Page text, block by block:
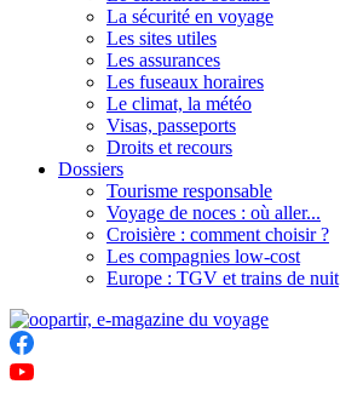
La sécurité en voyage
Les sites utiles
Les assurances
Les fuseaux horaires
Le climat, la météo
Visas, passeports
Droits et recours
Dossiers
Tourisme responsable
Voyage de noces : où aller...
Croisière : comment choisir ?
Les compagnies low-cost
Europe : TGV et trains de nuit